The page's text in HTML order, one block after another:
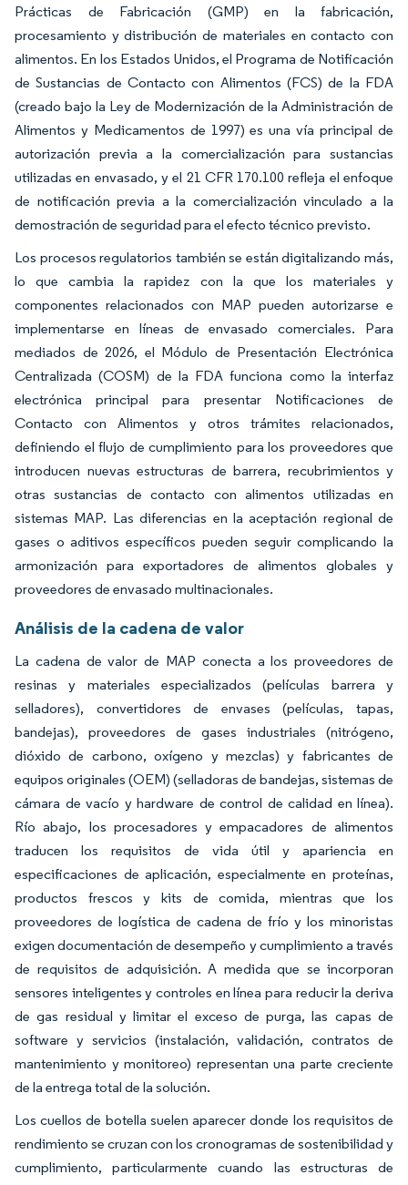
Prácticas de Fabricación (GMP) en la fabricación,
procesamiento y distribución de materiales en contacto con
alimentos. En los Estados Unidos, el Programa de Notificación
de Sustancias de Contacto con Alimentos (FCS) de la FDA
(creado bajo la Ley de Modernización de la Administración de
Alimentos y Medicamentos de 1997) es una vía principal de
autorización previa a la comercialización para sustancias
utilizadas en envasado, y el 21 CFR 170.100 refleja el enfoque
de notificación previa a la comercialización vinculado a la
demostración de seguridad para el efecto técnico previsto.
Los procesos regulatorios también se están digitalizando más,
lo que cambia la rapidez con la que los materiales y
componentes relacionados con MAP pueden autorizarse e
implementarse en líneas de envasado comerciales. Para
mediados de 2026, el Módulo de Presentación Electrónica
Centralizada (COSM) de la FDA funciona como la interfaz
electrónica principal para presentar Notificaciones de
Contacto con Alimentos y otros trámites relacionados,
definiendo el flujo de cumplimiento para los proveedores que
introducen nuevas estructuras de barrera, recubrimientos y
otras sustancias de contacto con alimentos utilizadas en
sistemas MAP. Las diferencias en la aceptación regional de
gases o aditivos específicos pueden seguir complicando la
armonización para exportadores de alimentos globales y
proveedores de envasado multinacionales.
Análisis de la cadena de valor
La cadena de valor de MAP conecta a los proveedores de
resinas y materiales especializados (películas barrera y
selladores), convertidores de envases (películas, tapas,
bandejas), proveedores de gases industriales (nitrógeno,
dióxido de carbono, oxígeno y mezclas) y fabricantes de
equipos originales (OEM) (selladoras de bandejas, sistemas de
cámara de vacío y hardware de control de calidad en línea).
Río abajo, los procesadores y empacadores de alimentos
traducen los requisitos de vida útil y apariencia en
especificaciones de aplicación, especialmente en proteínas,
productos frescos y kits de comida, mientras que los
proveedores de logística de cadena de frío y los minoristas
exigen documentación de desempeño y cumplimiento a través
de requisitos de adquisición. A medida que se incorporan
sensores inteligentes y controles en línea para reducir la deriva
de gas residual y limitar el exceso de purga, las capas de
software y servicios (instalación, validación, contratos de
mantenimiento y monitoreo) representan una parte creciente
de la entrega total de la solución.
Los cuellos de botella suelen aparecer donde los requisitos de
rendimiento se cruzan con los cronogramas de sostenibilidad y
cumplimiento, particularmente cuando las estructuras de